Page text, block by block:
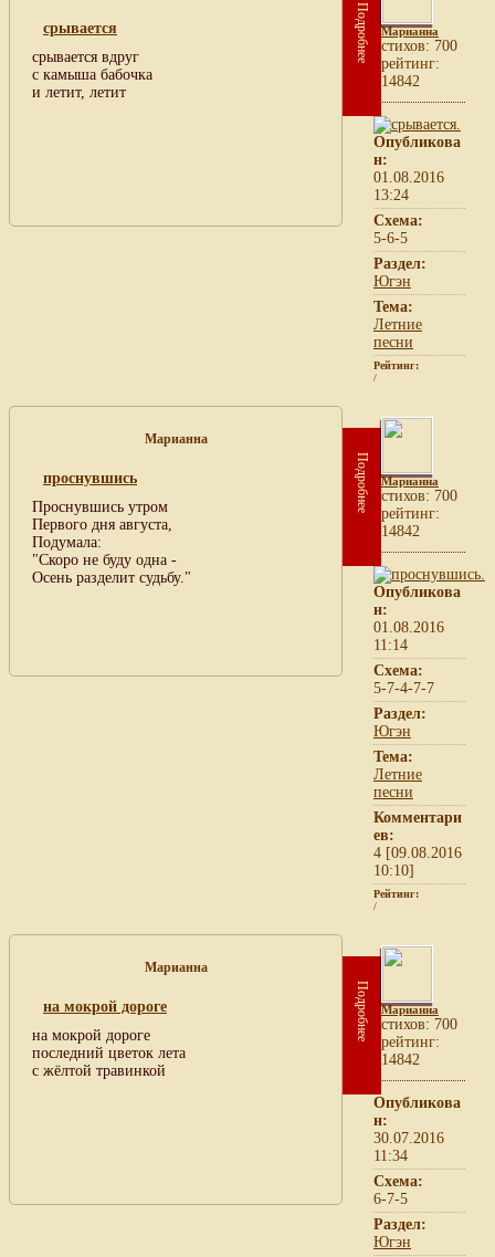
срывается
срывается вдруг
с камыша бабочка
и летит, летит
Подробнее Марианна
cтихов: 700
рейтинг:
14842
Опубликова
н:
01.08.2016
13:24
Схема:
5-6-5
Раздел:
Югэн
Тема:
Летние
песни
Рейтинг:
/
Марианна
проснувшись
Проснувшись утром
Первого дня августа,
Подумала:
"Скоро не буду одна -
Осень разделит судьбу."
Подробнее Марианна
cтихов: 700
рейтинг:
14842
Опубликова
н:
01.08.2016
11:14
Схема:
5-7-4-7-7
Раздел:
Югэн
Тема:
Летние
песни
Комментари
ев:
4 [09.08.2016
10:10]
Рейтинг:
/
Марианна
на мокрой дороге
на мокрой дороге
последний цветок лета
с жёлтой травинкой
Подробнее Марианна
cтихов: 700
рейтинг:
14842
Опубликова
н:
30.07.2016
11:34
Схема:
6-7-5
Раздел:
Югэн